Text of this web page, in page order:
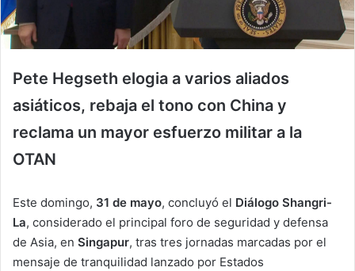
Pete Hegseth elogia a varios aliados
asiáticos, rebaja el tono con China y
reclama un mayor esfuerzo militar a la
OTAN
Este domingo, 31 de mayo, concluyó el Diálogo Shangri-
La, considerado el principal foro de seguridad y defensa
de Asia, en Singapur, tras tres jornadas marcadas por el
mensaje de tranquilidad lanzado por Estados